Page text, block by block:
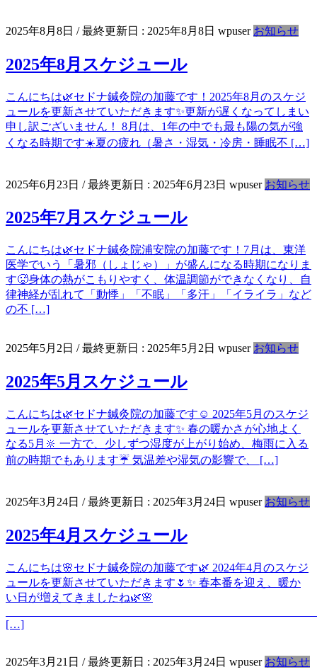
2025年8月8日 / 最終更新日 : 2025年8月8日 wpuser お知らせ
2025年8月スケジュール
こんにちは🌿セドナ鍼灸院の加藤です！2025年8月のスケジ
ュールを更新させていただきます✨更新が遅くなってしまい
申し訳ございません！ 8月は、1年の中でも最も陽の気が強
くなる時期です☀️夏の疲れ（暑さ・湿気・冷房・睡眠不 […]
2025年6月23日 / 最終更新日 : 2025年6月23日 wpuser お知らせ
2025年7月スケジュール
こんにちは🌿セドナ鍼灸院浦安院の加藤です！7月は、東洋
医学でいう「暑邪（しょじゃ）」が盛んになる時期になりま
す🥵身体の熱がこもりやすく、体温調節ができなくなり、自
律神経が乱れて「動悸」「不眠」「多汗」「イライラ」など
の不 […]
2025年5月2日 / 最終更新日 : 2025年5月2日 wpuser お知らせ
2025年5月スケジュール
こんにちは🌿セドナ鍼灸院の加藤です☺️ 2025年5月のスケジ
ュールを更新させていただきます✨ 春の暖かさが心地よく
なる5月🔆 一方で、少しずつ湿度が上がり始め、梅雨に入る
前の時期でもあります☔️ 気温差や湿気の影響で、 […]
2025年3月24日 / 最終更新日 : 2025年3月24日 wpuser お知らせ
2025年4月スケジュール
こんにちは🌸セドナ鍼灸院の加藤です🌿 2024年4月のスケジ
ュールを更新させていただきます🌷✨ 春本番を迎え、暖か
い日が増えてきましたね🌿🌸
[…]
2025年3月21日 / 最終更新日 : 2025年3月24日 wpuser お知らせ